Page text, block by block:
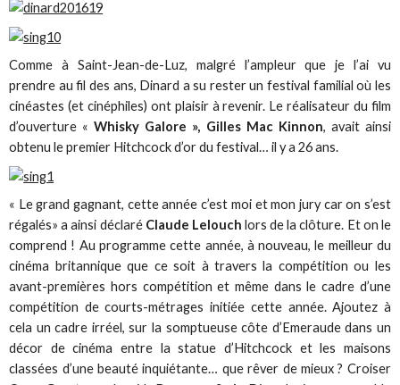
Comme à Saint-Jean-de-Luz, malgré l’ampleur que je l’ai vu
prendre au fil des ans, Dinard a su rester un festival familial où les
cinéastes (et cinéphiles) ont plaisir à revenir. Le réalisateur du film
d’ouverture «Whisky Galore », Gilles Mac Kinnon, avait ainsi
obtenu le premier Hitchcock d’or du festival… il y a 26 ans.
« Le grand gagnant, cette année c’est moi et mon jury car on s’est
régalés» a ainsi déclaré Claude Lelouch lors de la clôture. Et on le
comprend ! Au programme cette année, à nouveau, le meilleur du
cinéma britannique que ce soit à travers la compétition ou les
avant-premières hors compétition et même dans le cadre d’une
compétition de courts-métrages initiée cette année. Ajoutez à
cela un cadre irréel, sur la somptueuse côte d’Emeraude dans un
décor de cinéma entre la statue d’Hitchcock et les maisons
classées d’une beauté inquiétante… que rêver de mieux ? Croiser